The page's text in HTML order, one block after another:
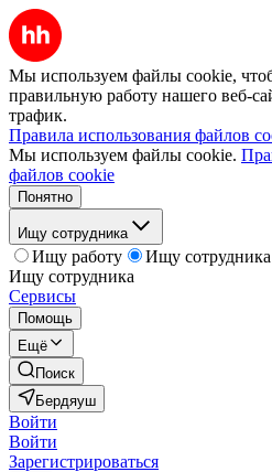
Мы используем файлы cookie,
правильную работу нашего веб-
трафик.
Правила использования файлов
Мы используем файлы cookie.
файлов cookie
Понятно
Ищу сотрудника
Ищу работу
Ищу сотрудника
Ищу сотрудника
Сервисы
Помощь
Ещё
Поиск
Бердяуш
Войти
Войти
Зарегистрироваться